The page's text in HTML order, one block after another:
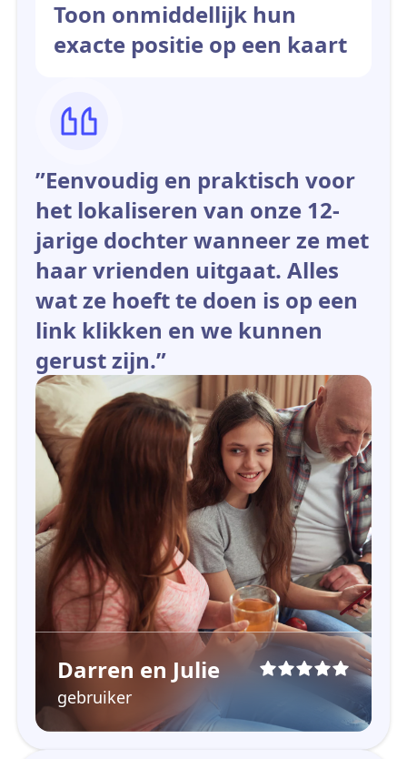
Toon onmiddellijk hun
exacte positie op een kaart
”Eenvoudig en praktisch voor
het lokaliseren van onze 12-
jarige dochter wanneer ze met
haar vrienden uitgaat. Alles
wat ze hoeft te doen is op een
link klikken en we kunnen
gerust zijn.”
Darren en Julie
gebruiker